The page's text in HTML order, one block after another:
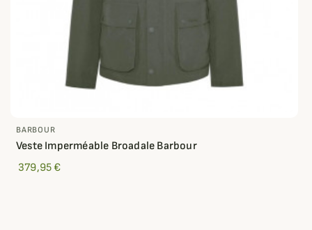
BARBOUR
Veste Imperméable Broadale Barbour
379,95 €